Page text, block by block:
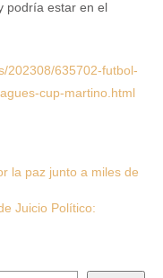
podría estar en el
202308/635702-futbol-
cup-martino.html
la paz junto a miles de
Juicio Político: